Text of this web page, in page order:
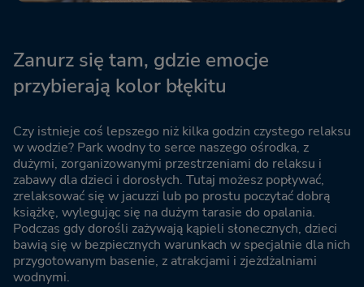
Zanurz się tam, gdzie emocje
przybierają kolor błękitu
Czy istnieje coś lepszego niż kilka godzin czystego relaksu
w wodzie? Park wodny to serce naszego ośrodka, z
dużymi, zorganizowanymi przestrzeniami do relaksu i
zabawy dla dzieci i dorosłych. Tutaj możesz popływać,
zrelaksować się w jacuzzi lub po prostu poczytać dobrą
książkę, wylegując się na dużym tarasie do opalania.
Podczas gdy dorośli zażywają kąpieli słonecznych, dzieci
bawią się w bezpiecznych warunkach w specjalnie dla nich
przygotowanym basenie, z atrakcjami i zjeżdżalniami
wodnymi.